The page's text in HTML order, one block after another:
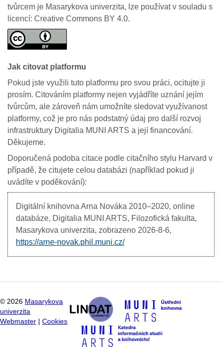
tvůrcem je Masarykova univerzita, lze používat v souladu s
licencí: Creative Commons BY 4.0.
Jak citovat platformu
Pokud jste využili tuto platformu pro svou práci, ocitujte ji
prosím. Citováním platformy nejen vyjádříte uznání jejím
tvůrcům, ale zároveň nám umožníte sledovat využívanost
platformy, což je pro nás podstatný údaj pro další rozvoj
infrastruktury Digitalia MUNI ARTS a její financování.
Děkujeme.
Doporučená podoba citace podle citačního stylu Harvard v
případě, že citujete celou databázi (například pokud ji
uvádíte v poděkování):
Digitální knihovna Arna Nováka 2010–2020, online
databáze, Digitalia MUNI ARTS, Filozofická fakulta,
Masarykova univerzita, zobrazeno 2026-8-6,
https://arne-novak.phil.muni.cz/
© 2026 Masarykova
univerzita
Webmaster
Cookies